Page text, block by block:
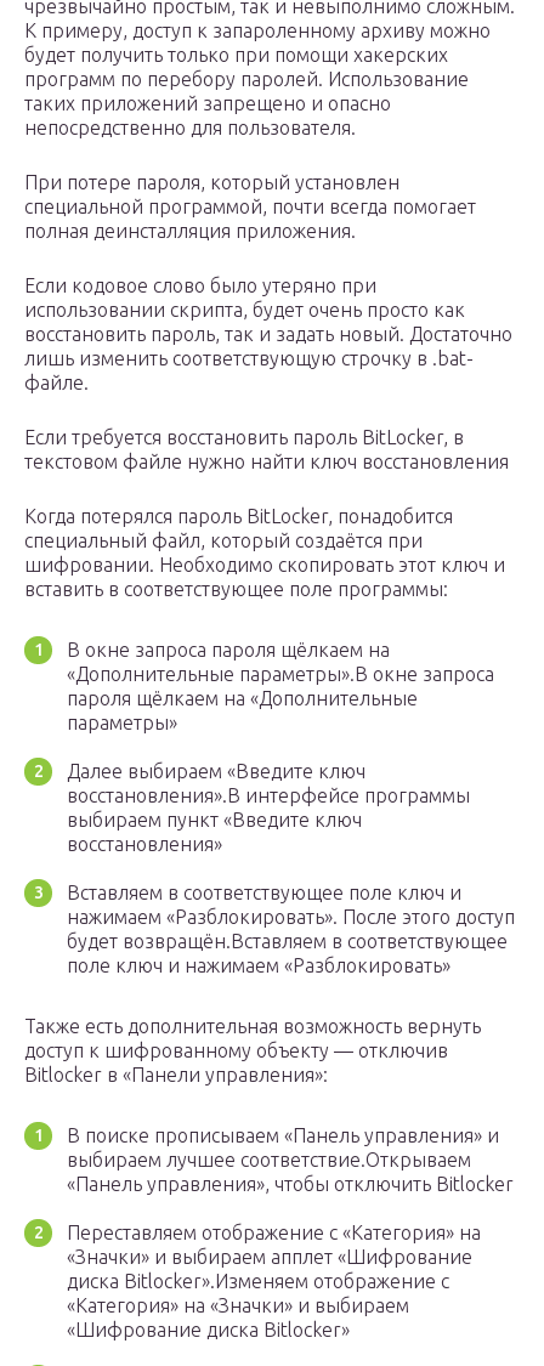
чрезвычайно простым, так и невыполнимо сложным.
К примеру, доступ к запароленному архиву можно
будет получить только при помощи хакерских
программ по перебору паролей. Использование
таких приложений запрещено и опасно
непосредственно для пользователя.
При потере пароля, который установлен
специальной программой, почти всегда помогает
полная деинсталляция приложения.
Если кодовое слово было утеряно при
использовании скрипта, будет очень просто как
восстановить пароль, так и задать новый. Достаточно
лишь изменить соответствующую строчку в .bat-
файле.
Если требуется восстановить пароль BitLoсker, в
текстовом файле нужно найти ключ восстановления
Когда потерялся пароль BitLoсker, понадобится
специальный файл, который создаётся при
шифровании. Необходимо скопировать этот ключ и
вставить в соответствующее поле программы:
В окне запроса пароля щёлкаем на
«Дополнительные параметры».В окне запроса
пароля щёлкаем на «Дополнительные
параметры»
Далее выбираем «Введите ключ
восстановления».В интерфейсе программы
выбираем пункт «Введите ключ
восстановления»
Вставляем в соответствующее поле ключ и
нажимаем «Разблокировать». После этого доступ
будет возвращён.Вставляем в соответствующее
поле ключ и нажимаем «Разблокировать»
Также есть дополнительная возможность вернуть
доступ к шифрованному объекту — отключив
Bitlocker в «Панели управления»:
В поиске прописываем «Панель управления» и
выбираем лучшее соответствие.Открываем
«Панель управления», чтобы отключить Bitlocker
Переставляем отображение с «Категория» на
«Значки» и выбираем апплет «Шифрование
диска Bitlocker».Изменяем отображение с
«Категория» на «Значки» и выбираем
«Шифрование диска Bitlocker»